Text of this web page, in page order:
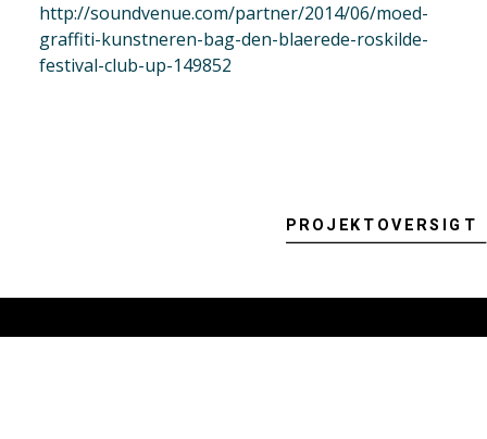
http://soundvenue.com/partner/2014/06/moed-
graffiti-kunstneren-bag-den-blaerede-roskilde-
festival-club-up-149852
PROJEKTOVERSIGT